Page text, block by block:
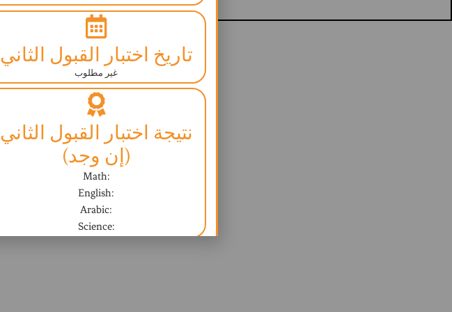
تاريخ اختبار القبول الثاني
غير مطلوب
نتيجة اختبار القبول الثاني
(إن وجد)
Math:
English:
Arabic:
Science: